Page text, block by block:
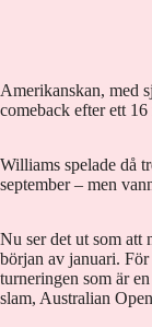
Amerikanskan, med
comeback efter ett
Williams spelade då
september – men
Nu ser det ut som att
början av januari.
turneringen som är
slam, Australian